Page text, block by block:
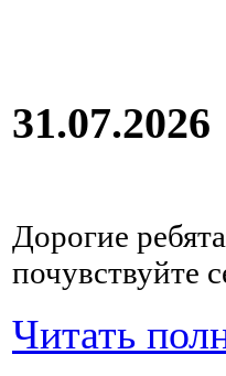
31.07.2026
Дорогие
почувствуйте
Читать